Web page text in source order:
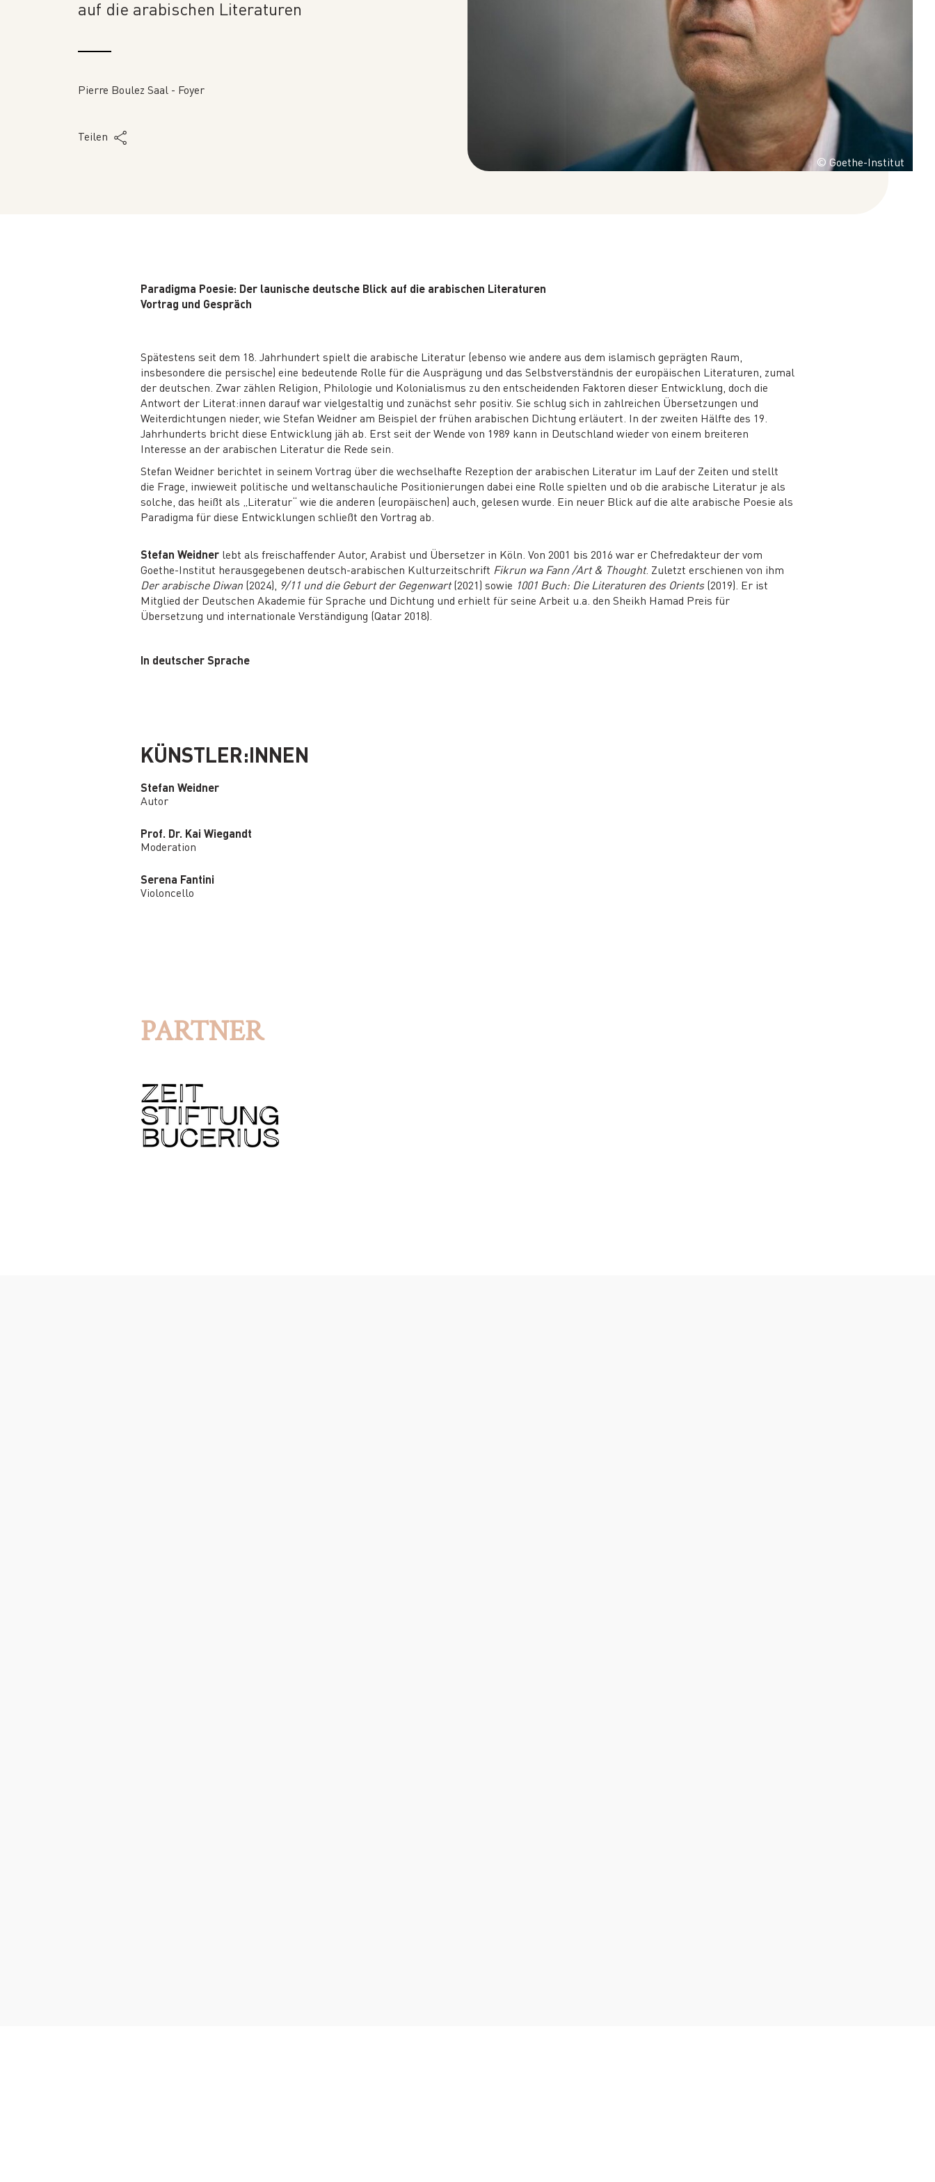
auf die arabischen Literaturen
Pierre Boulez Saal - Foyer
Teilen
© Goethe-Institut
Paradigma Poesie: Der launische deutsche Blick auf die arabischen Literaturen
Vortrag und Gespräch
Spätestens seit dem 18. Jahrhundert spielt die arabische Literatur (ebenso wie andere aus dem islamisch geprägten Raum,
insbesondere die persische) eine bedeutende Rolle für die Ausprägung und das Selbstverständnis der europäischen Literaturen, zumal
der deutschen. Zwar zählen Religion, Philologie und Kolonialismus zu den entscheidenden Faktoren dieser Entwicklung, doch die
Antwort der Literat:innen darauf war vielgestaltig und zunächst sehr positiv. Sie schlug sich in zahlreichen Übersetzungen und
Weiterdichtungen nieder, wie Stefan Weidner am Beispiel der frühen arabischen Dichtung erläutert. In der zweiten Hälfte des 19.
Jahrhunderts bricht diese Entwicklung jäh ab. Erst seit der Wende von 1989 kann in Deutschland wieder von einem breiteren
Interesse an der arabischen Literatur die Rede sein.
Stefan Weidner berichtet in seinem Vortrag über die wechselhafte Rezeption der arabischen Literatur im Lauf der Zeiten und stellt
die Frage, inwieweit politische und weltanschauliche Positionierungen dabei eine Rolle spielten und ob die arabische Literatur je als
solche, das heißt als „Literatur“ wie die anderen (europäischen) auch, gelesen wurde. Ein neuer Blick auf die alte arabische Poesie als
Paradigma für diese Entwicklungen schließt den Vortrag ab.
Stefan Weidner lebt als freischaffender Autor, Arabist und Übersetzer in Köln. Von 2001 bis 2016 war er Chefredakteur der vom
Goethe-Institut herausgegebenen deutsch-arabischen Kulturzeitschrift Fikrun wa Fann /Art & Thought. Zuletzt erschienen von ihm
Der arabische Diwan (2024), 9/11 und die Geburt der Gegenwart(2021) sowie 1001 Buch: Die Literaturen des Orients(2019). Er ist
Mitglied der Deutschen Akademie für Sprache und Dichtung und erhielt für seine Arbeit u.a. den Sheikh Hamad Preis für
Übersetzung und internationale Verständigung (Qatar 2018).
In deutscher Sprache
KÜNSTLER:INNEN
Stefan Weidner
Autor
Prof. Dr. Kai Wiegandt
Moderation
Serena Fantini
Violoncello
PARTNER